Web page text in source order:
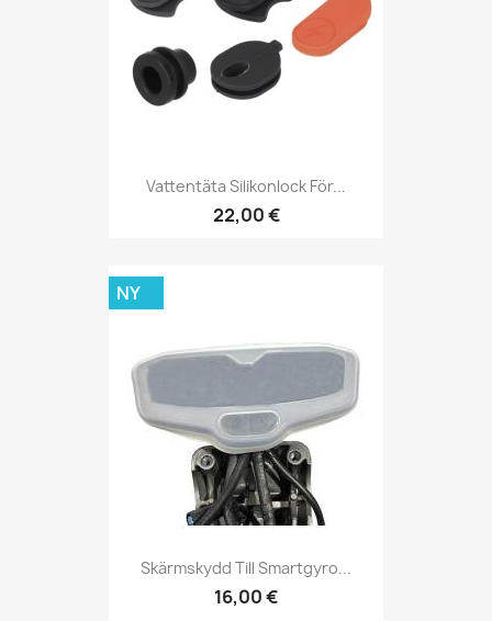
Vattentäta Silikonlock För...
22,00 €
Skärmskydd Till Smartgyro...
16,00 €
NY